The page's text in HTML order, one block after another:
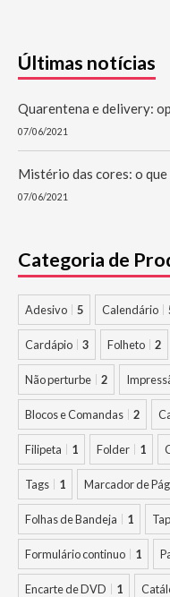
Últimas notícias
Quarentena e delivery:
07/06/2021
Mistério das cores: o
07/06/2021
Categoria de
Adesivo 5 Calendário
Cardápio 3 Folheto 2
Não perturbe 2
Blocos e Comandas 2
Filipeta 1 Folder 1
Tags 1 Marcador de
Folhas de Bandeja 1
Formulário continuo 1
Encarte de DVD 1